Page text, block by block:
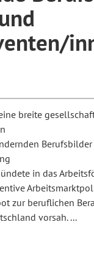
breite
in das
zur beruflichen
vorsah. ...